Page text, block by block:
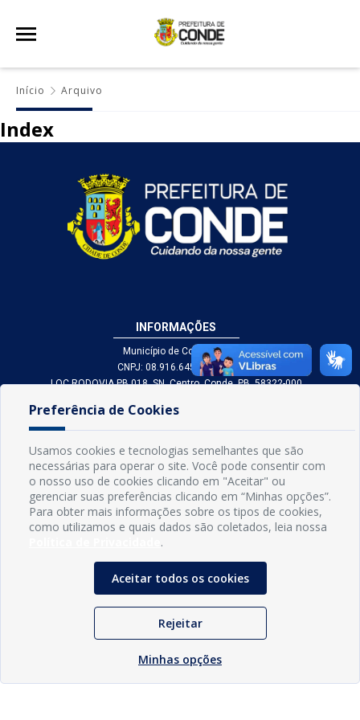
Início Arquivo
Index
INFORMAÇÕES
Município de Conde - PB
CNPJ: 08.916.645/0001-80
LOC RODOVIA PB 018, SN, Centro, Conde, PB, 58322-000
gabinetedaprefeita@conde.pb.gov.br
Exp: Segunda a sexta, das 8h às 14h.
© Prefeitura Municipal do Conde | Desenvolvido porSogo Tecnologia
Preferência de Cookies
Usamos cookies e tecnologias semelhantes que são
necessárias para operar o site. Você pode consentir com
o nosso uso de cookies clicando em "Aceitar" ou
gerenciar suas preferências clicando em “Minhas opções”.
Para obter mais informações sobre os tipos de cookies,
como utilizamos e quais dados são coletados, leia nossa
.
Aceitar todos os cookies
Rejeitar
Minhas opções